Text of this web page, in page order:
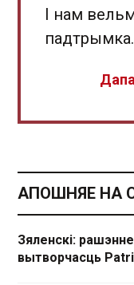
І нам
падтрымка.
АПОШНЯЕ НА
Зяленскі:
вытворчасць